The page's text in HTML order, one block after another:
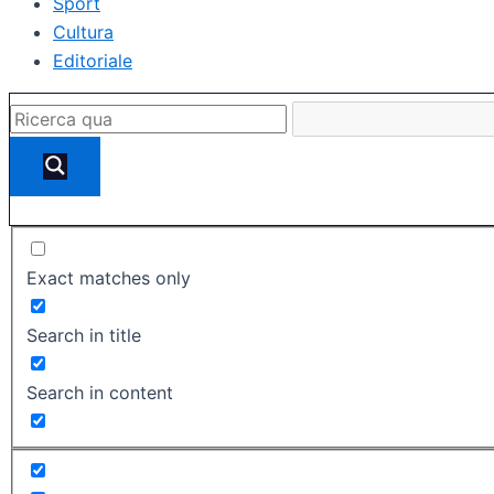
Cultura
Editoriale
Exact matches only
Search in title
Search in content